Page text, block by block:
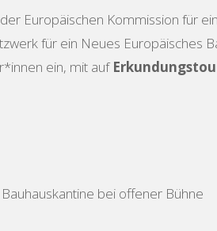
Europäischen Kommission für
für ein Neues Europäisches
ein, mit auf
bei offener Bühne